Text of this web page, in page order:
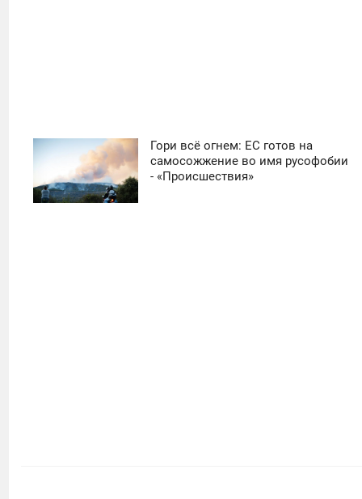
Гори всё огнем: ЕС готов на
самосожжение во имя русофобии
- «Происшествия»